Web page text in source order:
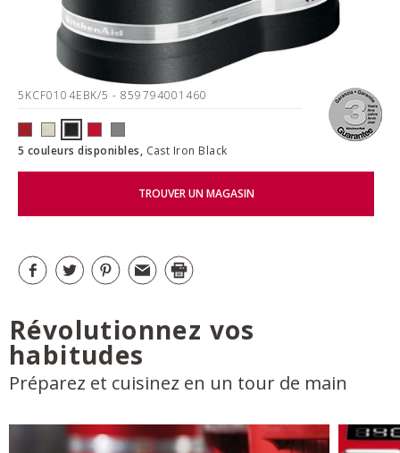
5KCF0104EBK/5- 859794001460
5 couleurs disponibles, Cast Iron Black
TROUVER UN MAGASIN
Révolutionnez vos
habitudes
Préparez et cuisinez en un tour de main